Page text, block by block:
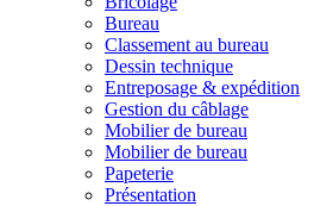
Bureau
Classement au bureau
Dessin technique
Entreposage & expédition
Gestion du câblage
Mobilier de bureau
Mobilier de bureau
Papeterie
Présentation